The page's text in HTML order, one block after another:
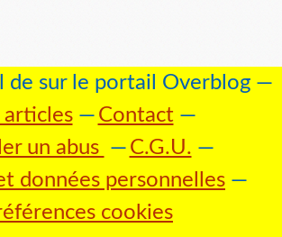
de sur le portail Overblog
articles
Contact
un abus
C.G.U.
données personnelles
cookies